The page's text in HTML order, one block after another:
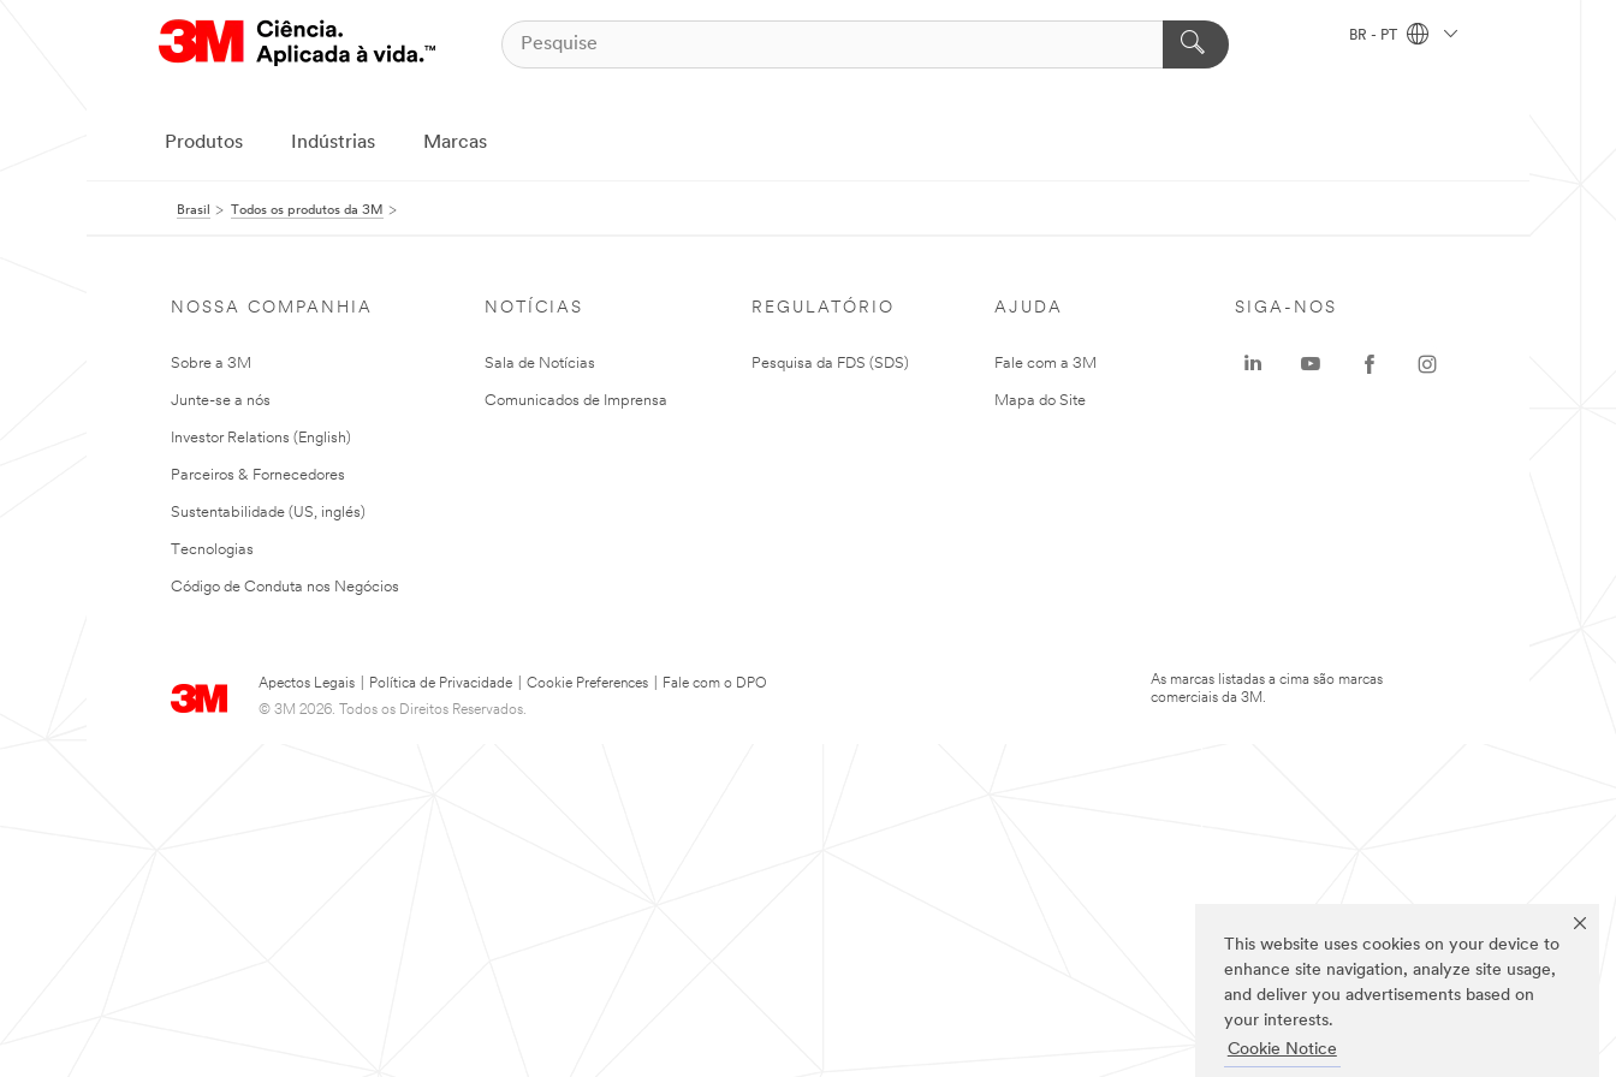
This website uses cookies on your device to
enhance site navigation, analyze site usage,
and deliver you advertisements based on
your interests.
Cookie Notice
BR - PT
Produtos Indústrias Marcas
Brasil Todos os produtos da 3M
NOSSA COMPANHIA
Sobre a 3M
Junte-se a nós
Investor Relations (English)
Parceiros & Fornecedores
Sustentabilidade (US, inglés)
Tecnologias
Código de Conduta nos Negócios
NOTÍCIAS
Sala de Notícias
Comunicados de Imprensa
REGULATÓRIO
Pesquisa da FDS (SDS)
AJUDA
Fale com a 3M
Mapa do Site
Apectos Legais Política de Privacidade Cookie Preferences
Fale com o DPO
© 3M 2026. Todos os Direitos Reservados.
SIGA-NOS
As marcas listadas a cima são marcas
comerciais da 3M.